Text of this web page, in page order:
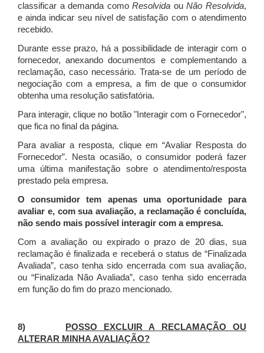
classificar a demanda comoResolvida ouNão Resolvida,
e ainda indicar seu nível de satisfação com o atendimento
recebido.
Durante esse prazo, há a possibilidade de interagir com o
fornecedor, anexando documentos e complementando a
reclamação, caso necessário.Trata-se de um período de
negociação com a empresa, a fim de que o consumidor
obtenha uma resolução satisfatória.
Para interagir, clique no botão "Interagir com o Fornecedor",
que fica no final da página.
Para avaliar a resposta, clique em “Avaliar Resposta do
Fornecedor”. Nesta ocasião, o consumidor poderá fazer
uma última manifestação sobre o atendimento/resposta
prestado pela empresa.
O consumidor tem apenas uma oportunidade para
avaliar e, com sua avaliação, a reclamação é concluída,
não sendo mais possível interagir com a empresa.
Com a avaliação ou expirado o prazo de 20 dias, sua
reclamação é finalizada e receberá o status de “Finalizada
Avaliada”, caso tenha sido encerrada com sua avaliação,
ou “Finalizada Não Avaliada”, caso tenha sido encerrada
em função do fim do prazo mencionado.
8)
POSSO EXCLUIR A RECLAMAÇÃO OU
ALTERAR MINHA AVALIAÇÃO?